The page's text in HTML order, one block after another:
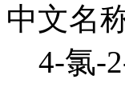
中文名
4-氯-